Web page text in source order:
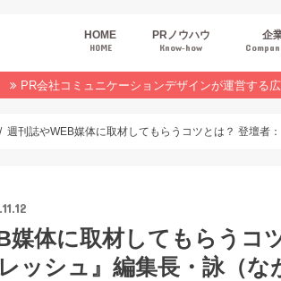
HOME
HOME
PRノウハウ
Know‐how
広報スキルUP
商品・サービスPR
デジタルPR
PRトレンド
イベントPR
業界コラム
オンラインセミナーレポー
企
PR会社コミュニケーションデザインが運営する
週刊誌やWEB媒体に取材してもらうコツとは？ 登壇者
媒体に取材してもらうコ
ッシュ』編集長・詠（な